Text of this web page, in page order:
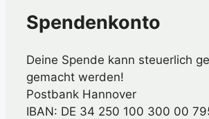
Spendenkonto
Deine Spende kann steuerlich
gemacht werden!
Postbank Hannover
IBAN: DE 34 250 100 300 00